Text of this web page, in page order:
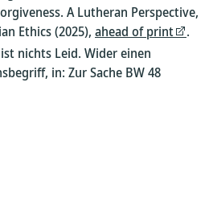
A Lutheran Perspective,
Ethics (2025), ahead of print
.
nichts Leid. Wider einen
in: Zur Sache BW 48